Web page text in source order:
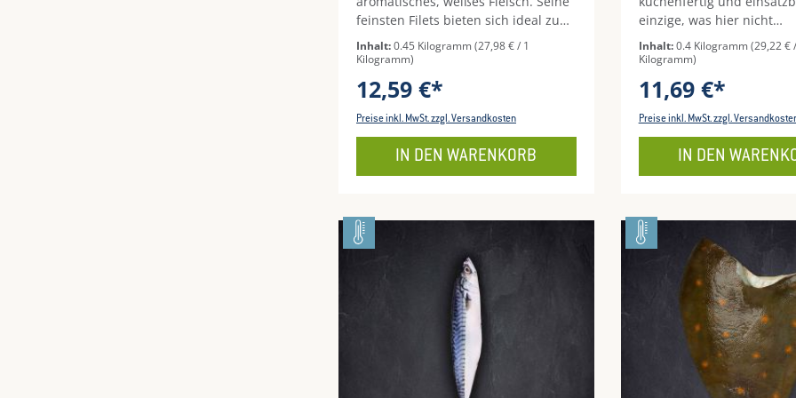
feinsten Filets bieten sich ideal zum
Grillen in Kombination mit
mediterranen Kräutern an - ein
Inhalt:0.45 Kilogramm(27,98 € / 1
Kilogramm)
12,59 €*
Preise inkl. MwSt. zzgl. Versandkosten
IN DEN WARENKORB
einzige, was hier nicht
ausgenommen ist, ist der
von Fisch aus
grillen Sie den
der Küste und erfreuen
Qualität, mit bestem
Inhalt:0.4 Kilogramm(29,22 €
Kilogramm)
11,69 €*
Preise inkl. MwSt. zzgl.
IN DEN